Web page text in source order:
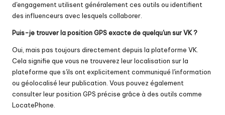
d'engagement utilisent généralement ces outils ou identifient
des influenceurs avec lesquels collaborer.
Puis-je trouver la position GPS exacte de quelqu'un sur VK ?
Oui, mais pas toujours directement depuis la plateforme VK.
Cela signifie que vous ne trouverez leur localisation sur la
plateforme que s'ils ont explicitement communiqué l'information
ou géolocalisé leur publication. Vous pouvez également
consulter leur position GPS précise grâce à des outils comme
LocatePhone.